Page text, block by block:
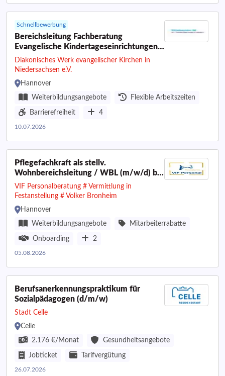
Schnellbewerbung
Bereichsleitung Fachberatung
Evangelische Kindertageseinrichtungen
(m/w/d) im Diakonischen Werk
evangelischer Kirchen in Niedersachsen
Diakonisches Werk evangelischer Kirchen in
Niedersachsen e.V.
Hannover
Weiterbildungsangebote
Flexible Arbeitszeiten
Barrierefreiheit 4
10.07.2026
Pflegefachkraft als stellv.
Wohnbereichsleitung / WBL (m/w/d) bis
67.000 € | Hannover
VIF Personalberatung # Vermittlung in
Festanstellung # Volker Bronheim
Hannover
Weiterbildungsangebote
Mitarbeiterrabatte
Onboarding 2
05.08.2026
Berufsanerkennungspraktikum für
Sozialpädagogen (d/m/w)
Stadt Celle
Celle
2.176 €/Monat
Gesundheitsangebote
Jobticket Tarifvergütung
26.07.2026